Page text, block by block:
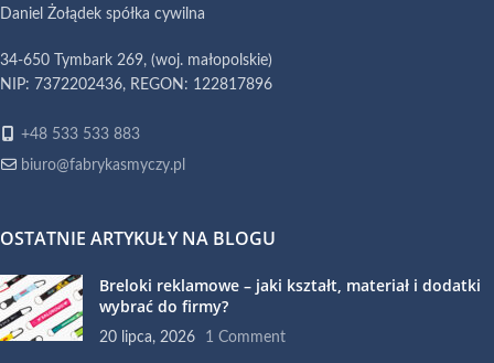
Daniel Żołądek spółka cywilna
34-650 Tymbark 269, (woj. małopolskie)
NIP: 7372202436, REGON: 122817896
+48 533 533 883
biuro@fabrykasmyczy.pl
OSTATNIE ARTYKUŁY NA BLOGU
Breloki reklamowe – jaki kształt, materiał i dodatki
wybrać do firmy?
20 lipca, 2026 1 Comment